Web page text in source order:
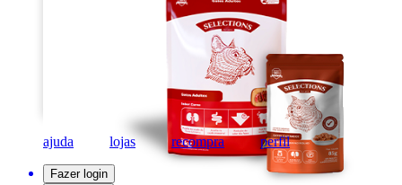
ajuda lojas recompra perfil
Fazer login